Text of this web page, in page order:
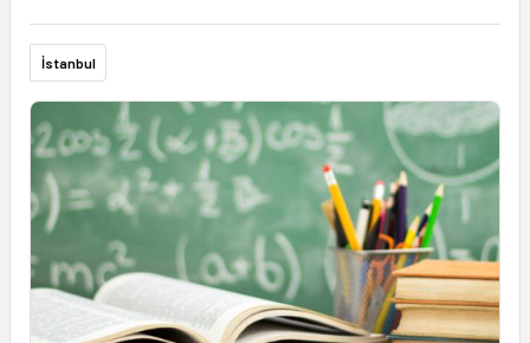
İstanbul